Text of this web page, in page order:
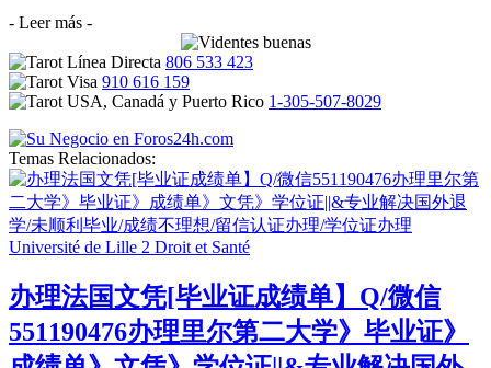
- Leer más -
806 533 423
910 616 159
1-305-507-8029
Temas Relacionados:
办理法国文凭[毕业证成绩单】Q/微信
551190476办理里尔第二大学》毕业证》